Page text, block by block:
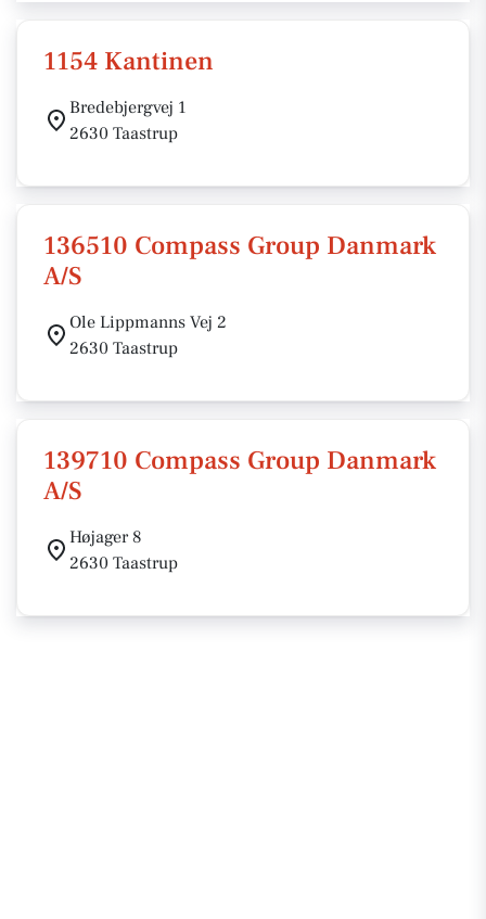
1154 Kantinen
Bredebjergvej 1
2630 Taastrup
136510 Compass Group Danmark
A/S
Ole Lippmanns Vej 2
2630 Taastrup
139710 Compass Group Danmark
A/S
Højager 8
2630 Taastrup